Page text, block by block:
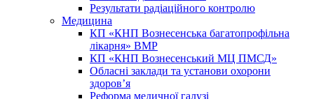
Результати радіаційного контролю
Медицина
КП «КНП Вознесенська багатопрофільна
лікарня» ВМР
КП «КНП Вознесенський МЦ ПМСД»
Обласні заклади та установи охорони
здоров’я
Реформа медичної галузі